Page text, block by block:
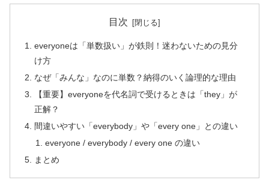
目次
everyoneは「単数扱い」が鉄則！迷わないための見分
け方
なぜ「みんな」なのに単数？納得のいく論理的な理由
【重要】everyoneを代名詞で受けるときは「they」が
正解？
間違いやすい「everybody」や「every one」との違い
everyone / everybody / every one の違い
まとめ